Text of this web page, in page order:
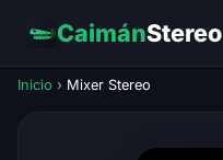
CaimánStereo
Inicio › Mixer Stereo